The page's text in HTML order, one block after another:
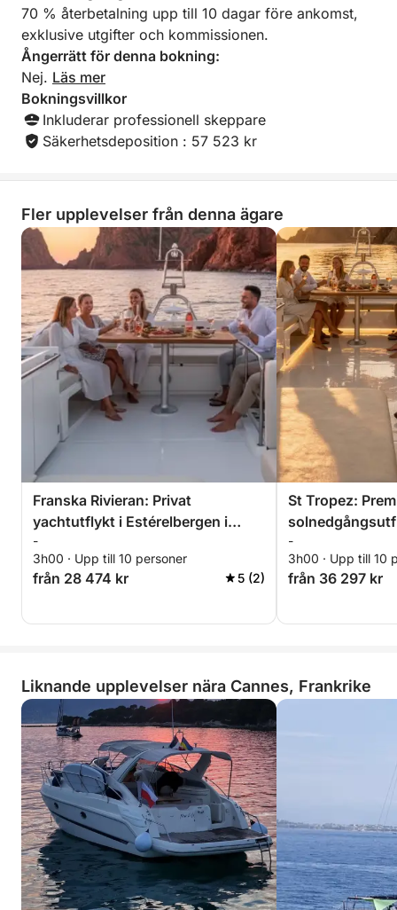
Magisk återkomst till Cannes
Seglar tillbaka till Port Canto under Rivierans sista
gyllene ljus, med en exceptionell utsikt över
Cannesbukten upplyst i skymningen.
Höjdpunkter från upplevelsen
• Liten grupp för en intim atmosfär
• Professionella livsstilsbilder ingår
• Utforskning av Lérinsöarna
• Undervattensscooter, paddleboarding och
snorkling
• Elegant, avkopplande och uppslukande
solnedgångsupplevelse
Längd: 3 timmar
Avgång: Port Canto – Cannes
Premiumkryssning i liten grupp
Perfekt för par, möhippa, vänner eller ett speciellt
ögonblick på den franska rivieran
En exklusiv kryssning till hjärtat av Lérinsöarna, som
kombinerar äventyr, avkoppling och elegans för en
oförglömlig kväll med utsikt över Cannes
solnedgång.
70 % återbetalning upp till 10 dagar före ankomst,
exklusive utgifter och kommissionen.
Ångerrätt för denna bokning:
Nej. Läs mer
Bokningsvillkor
Inkluderar professionell skeppare
Säkerhetsdeposition : 57 523 kr
Fler upplevelser från denna ägare
Franska Rivieran: Privat
yachtutflykt i Estérelbergen i
solnedgången med aperitif,
paddleboarding och snorkling
-
3h00 · Upp till 10 personer
från 28 474 kr 5 (2)
St Tropez:
Estérelbergen
-
3h00 · Upp till 10
från 36 297 kr
Liknande upplevelser nära Cannes, Frankrike